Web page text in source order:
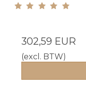
302,59 EUR
(excl. BTW)